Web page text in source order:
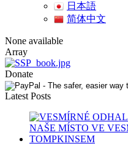
日本語
简体中文
None available
Array
Donate
Latest Posts